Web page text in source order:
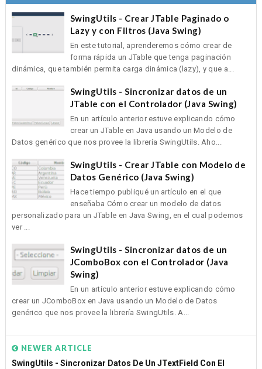
SwingUtils - Crear JTable Paginado o
Lazy y con Filtros (Java Swing)
En este tutorial, aprenderemos cómo crear de
forma rápida un JTable que tenga paginación
dinámica, que también permita carga dinámica (lazy), y que a...
SwingUtils - Sincronizar datos de un
JTable con el Controlador (Java Swing)
En un artículo anterior estuve explicando cómo
crear un JTable en Java usando un Modelo de
Datos genérico que nos provee la librería SwingUtils. Aho...
SwingUtils - Crear JTable con Modelo de
Datos Genérico (Java Swing)
Hace tiempo publiqué un artículo en el que
enseñaba Cómo crear un modelo de datos
personalizado para un JTable en Java Swing, en el cual podemos
ver ...
SwingUtils - Sincronizar datos de un
JComboBox con el Controlador (Java
Swing)
En un artículo anterior estuve explicando cómo
crear un JComboBox en Java usando un Modelo de Datos
genérico que nos provee la librería SwingUtils. A...
NEWER ARTICLE
SwingUtils - Sincronizar Datos De Un JTextField Con El